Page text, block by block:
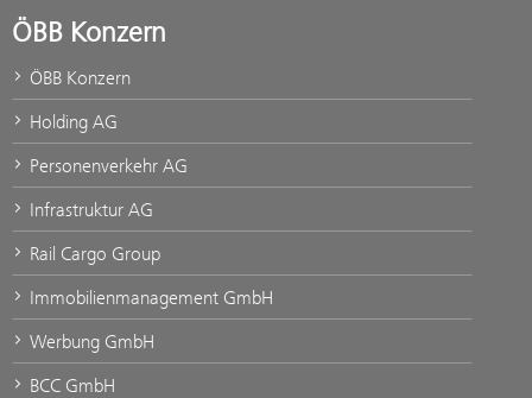
ÖBB Konzern
ÖBB Konzern
Holding AG
Personenverkehr AG
Infrastruktur AG
Rail Cargo Group
Immobilienmanagement GmbH
Werbung GmbH
BCC GmbH